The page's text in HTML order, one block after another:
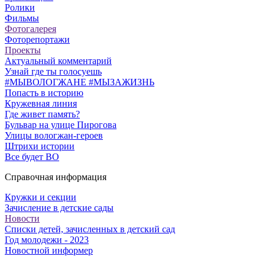
Ролики
Фильмы
Фотогалерея
Фоторепортажи
Проекты
Актуальный комментарий
Узнай где ты голосуешь
#МЫВОЛОГЖАНЕ #МЫЗАЖИЗНЬ
Попасть в историю
Кружевная линия
Где живет память?
Бульвар на улице Пирогова
Улицы вологжан-героев
Штрихи истории
Все будет ВО
Справочная информация
Кружки и секции
Зачисление в детские сады
Новости
Списки детей, зачисленных в детский сад
Год молодежи - 2023
Новостной информер